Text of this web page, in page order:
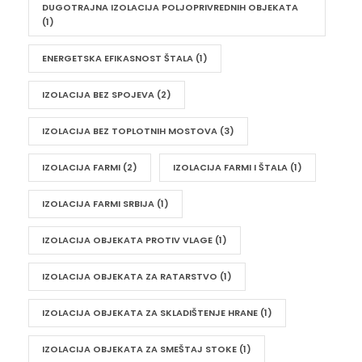
DUGOTRAJNA IZOLACIJA POLJOPRIVREDNIH OBJEKATA
(1)
ENERGETSKA EFIKASNOST ŠTALA (1)
IZOLACIJA BEZ SPOJEVA (2)
IZOLACIJA BEZ TOPLOTNIH MOSTOVA (3)
IZOLACIJA FARMI (2) IZOLACIJA FARMI I ŠTALA (1)
IZOLACIJA FARMI SRBIJA (1)
IZOLACIJA OBJEKATA PROTIV VLAGE (1)
IZOLACIJA OBJEKATA ZA RATARSTVO (1)
IZOLACIJA OBJEKATA ZA SKLADIŠTENJE HRANE (1)
IZOLACIJA OBJEKATA ZA SMEŠTAJ STOKE (1)